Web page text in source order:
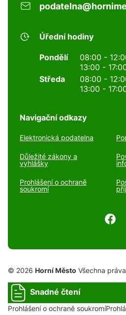
Úřední hodiny
Pondělí
08:00 -
13:00 -
Středa
08:00 -
13:00 -
Navigační odkazy
Elektronická podatelna
Důležité zákony a
vyhlášky
Prohlášení o ochraně
soukromí
© 2026 Horní Město Všechna
Snadné čtení
Prohlášení o ochraně soukromí